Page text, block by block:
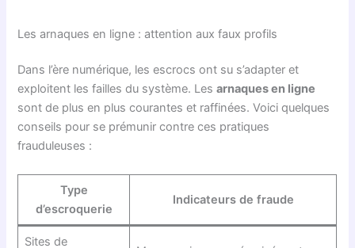
Les arnaques en ligne : attention aux faux profils
Dans l’ère numérique, les escrocs ont su s’adapter et
exploitent les failles du système. Lesarnaques en ligne
sont de plus en plus courantes et raffinées. Voici quelques
conseils pour se prémunir contre ces pratiques
frauduleuses :
Type
d’escroquerie
Indicateurs de fraude
Sites de